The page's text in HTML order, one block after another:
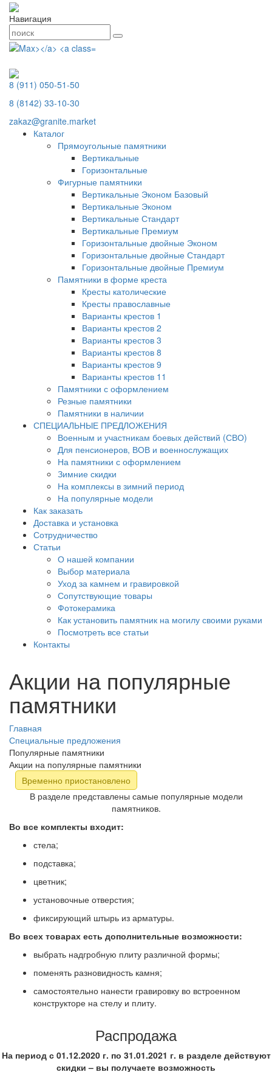
Навигация
8 (911) 050-51-50
8 (8142) 33-10-30
zakaz@granite.market
Каталог
Прямоугольные памятники
Вертикальные
Горизонтальные
Фигурные памятники
Вертикальные Эконом Базовый
Вертикальные Эконом
Вертикальные Стандарт
Вертикальные Премиум
Горизонтальные двойные Эконом
Горизонтальные двойные Стандарт
Горизонтальные двойные Премиум
Памятники в форме креста
Кресты католические
Кресты православные
Варианты крестов 1
Варианты крестов 2
Варианты крестов 3
Варианты крестов 8
Варианты крестов 9
Варианты крестов 11
Памятники с оформлением
Резные памятники
Памятники в наличии
СПЕЦИАЛЬНЫЕ ПРЕДЛОЖЕНИЯ
Военным и участникам боевых действий (СВО)
Для пенсионеров, ВОВ и военнослужащих
На памятники с оформлением
Зимние скидки
На комплексы в зимний период
На популярные модели
Как заказать
Доставка и установка
Сотрудничество
Статьи
О нашей компании
Выбор материала
Уход за камнем и гравировкой
Сопутствующие товары
Фотокерамика
Как установить памятник на могилу своими руками
Посмотреть все статьи
Контакты
Акции на популярные
памятники
Главная
Специальные предложения
Популярные памятники
Акции на популярные памятники
Временно приостановлено
В разделе представлены самые популярные модели
памятников.
Во все комплекты входит:
стела;
подставка;
цветник;
установочные отверстия;
фиксирующий штырь из арматуры.
Во всех товарах есть дополнительные возможности:
выбрать надгробную плиту различной формы;
поменять разновидность камня;
самостоятельно нанести гравировку во встроенном
конструкторе на стелу и плиту.
Распродажа
На период с 01.12.2020 г. по 31.01.2021 г. в разделе действуют
скидки – вы получаете возможность